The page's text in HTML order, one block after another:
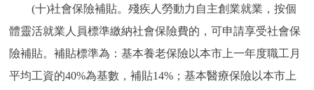
(十)社會保險補貼。殘疾人勞動力自主創業就業，按個
體靈活就業人員標準繳納社會保險費的，可申請享受社會保
險補貼。補貼標準為：基本養老保險以本市上一年度職工月
平均工資的40%為基數，補貼14%；基本醫療保險以本市上